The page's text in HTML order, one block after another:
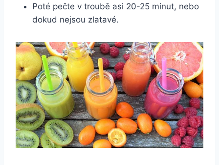
Poté pečte ⁤v troubě asi 20-25 minut, nebo
dokud ⁣nejsou​ zlatavé.